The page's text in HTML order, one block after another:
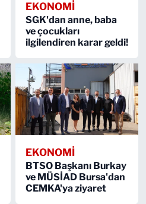
EKONOMİ
SGK'dan anne, baba
ve çocukları
ilgilendiren karar geldi!
EKONOMİ
BTSO Başkanı Burkay
ve MÜSİAD Bursa'dan
CEMKA'ya ziyaret